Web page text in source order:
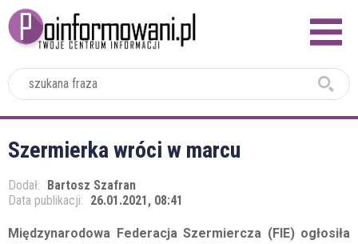
Szermierka wróci w marcu
Dodał: Bartosz Szafran
Data publikacji: 26.01.2021, 08:41
Międzynarodowa Federacja Szermiercza (FIE) ogłosiła